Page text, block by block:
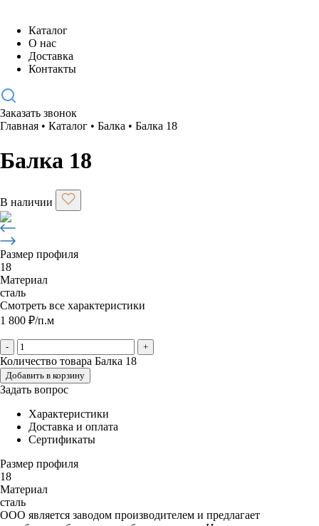
Каталог
О нас
Доставка
Контакты
Заказать звонок
Главная • Каталог • Балка • Балка 18
Балка 18
В наличии
Размер профиля
18
Материал
сталь
Смотреть все характеристики
1 800 ₽/п.м
- +
Количество товара Балка 18
Добавить в корзину
Задать вопрос
Характеристики
Доставка и оплата
Сертификаты
Размер профиля
18
Материал
сталь
ООО является заводом производителем и предлагает